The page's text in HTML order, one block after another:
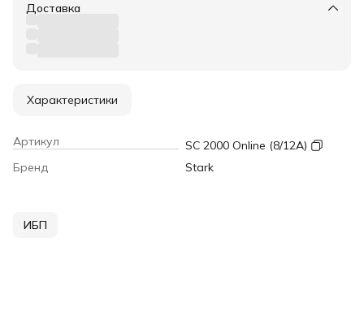
Доставка
Характеристики
Артикул
SC 2000 Online (8/12A)
Бренд
Stark
ИБП